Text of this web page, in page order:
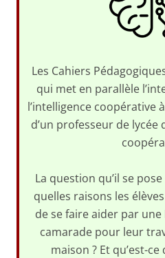
Les Cahiers
qui met en parallèle
l’intelligence coopérative
d’un professeur de lycée
La question qu’il se
quelles raisons les
de se faire aider par
camarade pour leur
maison ? Et qu’est-